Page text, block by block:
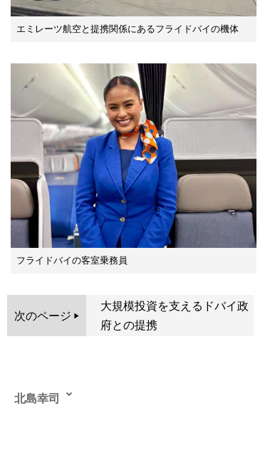
エミレーツ航空と提携関係にあるフライドバイの機体
フライドバイの客室乗務員
次のページ
大規模投資を支えるドバイ政
府との提携
北島幸司